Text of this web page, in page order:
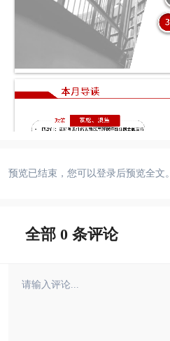
预览已结束，您可以登录后预览全文。
全部 0 条评论